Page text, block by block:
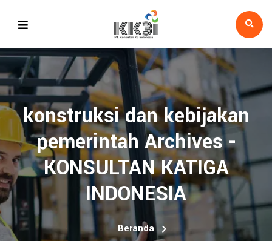
konstruksi dan kebijakan
pemerintah Archives -
KONSULTAN KATIGA
INDONESIA
Beranda